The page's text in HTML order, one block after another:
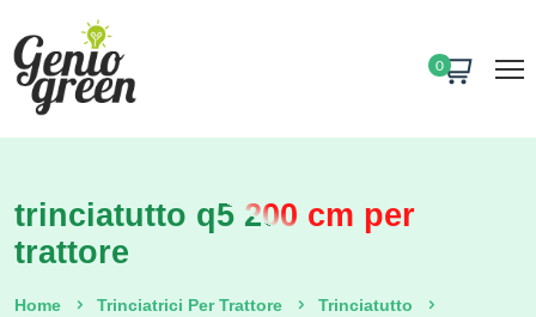
0
trinciatutto q5 200 cm per
trattore
Home Trinciatrici Per Trattore
Trinciatutto